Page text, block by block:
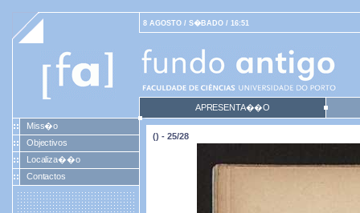
8 AGOSTO / S�BADO / 16:51
APRESENTA��O
Miss�o
Objectivos
Localiza��o
Contactos
() - 25/28